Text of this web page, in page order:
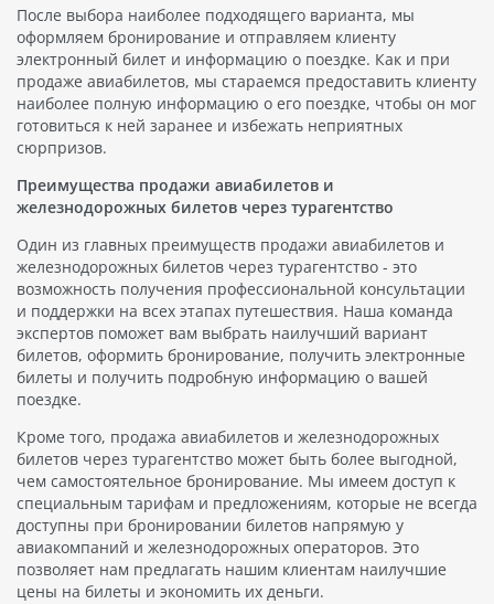
После выбора наиболее подходящего варианта, мы
оформляем бронирование и отправляем клиенту
электронный билет и информацию о поездке. Как и при
продаже авиабилетов, мы стараемся предоставить клиенту
наиболее полную информацию о его поездке, чтобы он мог
готовиться к ней заранее и избежать неприятных
сюрпризов.
Преимущества продажи авиабилетов и
железнодорожных билетов через турагентство
Один из главных преимуществ продажи авиабилетов и
железнодорожных билетов через турагентство - это
возможность получения профессиональной консультации
и поддержки на всех этапах путешествия. Наша команда
экспертов поможет вам выбрать наилучший вариант
билетов, оформить бронирование, получить электронные
билеты и получить подробную информацию о вашей
поездке.
Кроме того, продажа авиабилетов и железнодорожных
билетов через турагентство может быть более выгодной,
чем самостоятельное бронирование. Мы имеем доступ к
специальным тарифам и предложениям, которые не всегда
доступны при бронировании билетов напрямую у
авиакомпаний и железнодорожных операторов. Это
позволяет нам предлагать нашим клиентам наилучшие
цены на билеты и экономить их деньги.